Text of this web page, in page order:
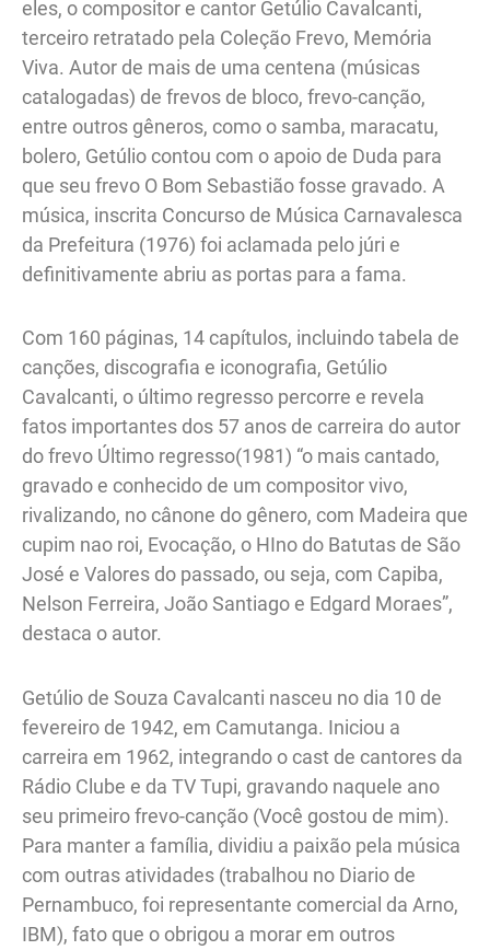
eles, o compositor e cantor Getúlio Cavalcanti,
terceiro retratado pela Coleção Frevo, Memória
Viva. Autor de mais de uma centena (músicas
catalogadas) de frevos de bloco, frevo-canção,
entre outros gêneros, como o samba, maracatu,
bolero, Getúlio contou com o apoio de Duda para
que seu frevo O Bom Sebastião fosse gravado. A
música, inscrita Concurso de Música Carnavalesca
da Prefeitura (1976) foi aclamada pelo júri e
definitivamente abriu as portas para a fama.
Com 160 páginas, 14 capítulos, incluindo tabela de
canções, discografia e iconografia, Getúlio
Cavalcanti, o último regresso percorre e revela
fatos importantes dos 57 anos de carreira do autor
do frevo Último regresso(1981) “o mais cantado,
gravado e conhecido de um compositor vivo,
rivalizando, no cânone do gênero, com Madeira que
cupim nao roi, Evocação, o HIno do Batutas de São
José e Valores do passado, ou seja, com Capiba,
Nelson Ferreira, João Santiago e Edgard Moraes”,
destaca o autor.
Getúlio de Souza Cavalcanti nasceu no dia 10 de
fevereiro de 1942, em Camutanga. Iniciou a
carreira em 1962, integrando o cast de cantores da
Rádio Clube e da TV Tupi, gravando naquele ano
seu primeiro frevo-canção (Você gostou de mim).
Para manter a família, dividiu a paixão pela música
com outras atividades (trabalhou no Diario de
Pernambuco, foi representante comercial da Arno,
IBM), fato que o obrigou a morar em outros